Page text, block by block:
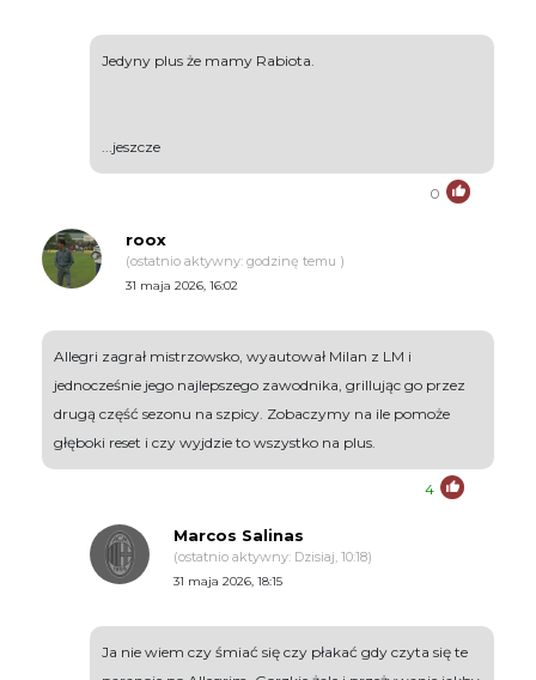
Jedyny plus że mamy Rabiota.
...jeszcze
0
roox
(ostatnio aktywny: godzinę temu )
31 maja 2026, 16:02
Allegri zagrał mistrzowsko, wyautował Milan z LM i
jednocześnie jego najlepszego zawodnika, grillując go przez
drugą część sezonu na szpicy. Zobaczymy na ile pomoże
głęboki reset i czy wyjdzie to wszystko na plus.
4
Marcos Salinas
(ostatnio aktywny: Dzisiaj, 10:18)
31 maja 2026, 18:15
Ja nie wiem czy śmiać się czy płakać gdy czyta się te